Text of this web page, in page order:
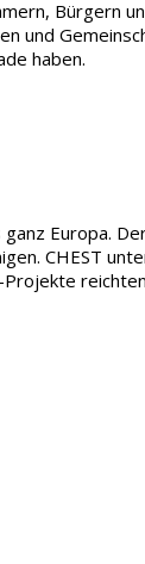
Bürgern
und
haben.
Europa.
CHEST